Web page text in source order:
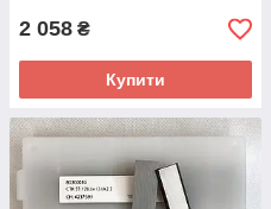
2 058 ₴
Купити